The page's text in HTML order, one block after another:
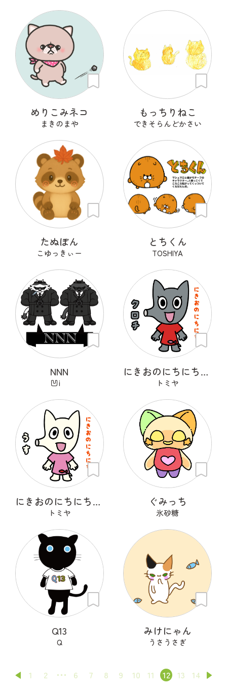
めりこみネコ
まきのまや
もっちりねこ
できそらんどかさい
たぬぽん
こゆっきぃー
とちくん
TOSHIYA
NNN
凹i
にきおのにちにち・クロチ
トミヤ
にきおのにちにち・うす
トミヤ
ぐみっち
氷砂糖
Q13
Q
みけにゃん
うさうさぎ
1 2 6 7 8 9 10 11 12 13 14